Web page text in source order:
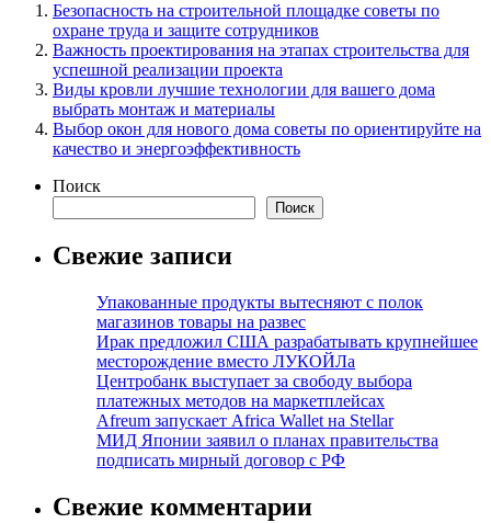
Безопасность на строительной площадке советы по
охране труда и защите сотрудников
Важность проектирования на этапах строительства для
успешной реализации проекта
Виды кровли лучшие технологии для вашего дома
выбрать монтаж и материалы
Выбор окон для нового дома советы по ориентируйте на
качество и энергоэффективность
Поиск
Поиск
Свежие записи
Упакованные продукты вытесняют с полок
магазинов товары на развес
Ирак предложил США разрабатывать крупнейшее
месторождение вместо ЛУКОЙЛа
Центробанк выступает за свободу выбора
платежных методов на маркетплейсах
Afreum запускает Africa Wallet на Stellar
МИД Японии заявил о планах правительства
подписать мирный договор с РФ
Свежие комментарии